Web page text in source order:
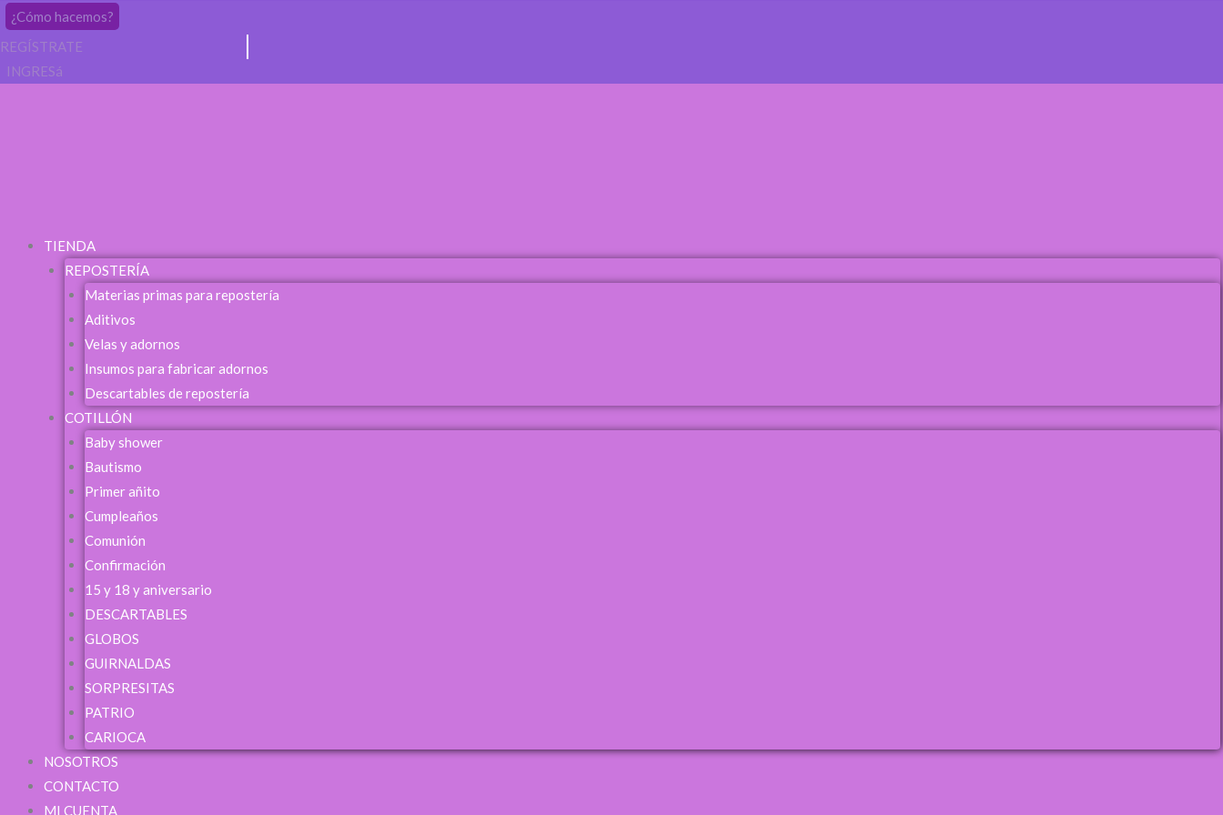
¿Cómo hacemos?
REGÍSTRATE
INGRESá
TIENDA
REPOSTERÍA
Materias primas para repostería
Aditivos
Velas y adornos
Insumos para fabricar adornos
Descartables de repostería
COTILLÓN
Baby shower
Bautismo
Primer añito
Cumpleaños
Comunión
Confirmación
15 y 18 y aniversario
DESCARTABLES
GLOBOS
GUIRNALDAS
SORPRESITAS
PATRIO
CARIOCA
NOSOTROS
CONTACTO
MI CUENTA